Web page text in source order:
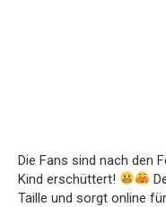
Die Fans sind nach den
Kind erschüttert!
Taille und sorgt online